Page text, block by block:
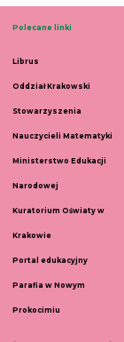
Polecane linki
Librus
Oddział Krakowski
Stowarzyszenia
Nauczycieli Matematyki
Ministerstwo Edukacji
Narodowej
Kuratorium Oświaty w
Krakowie
Portal edukacyjny
Parafia w Nowym
Prokocimiu